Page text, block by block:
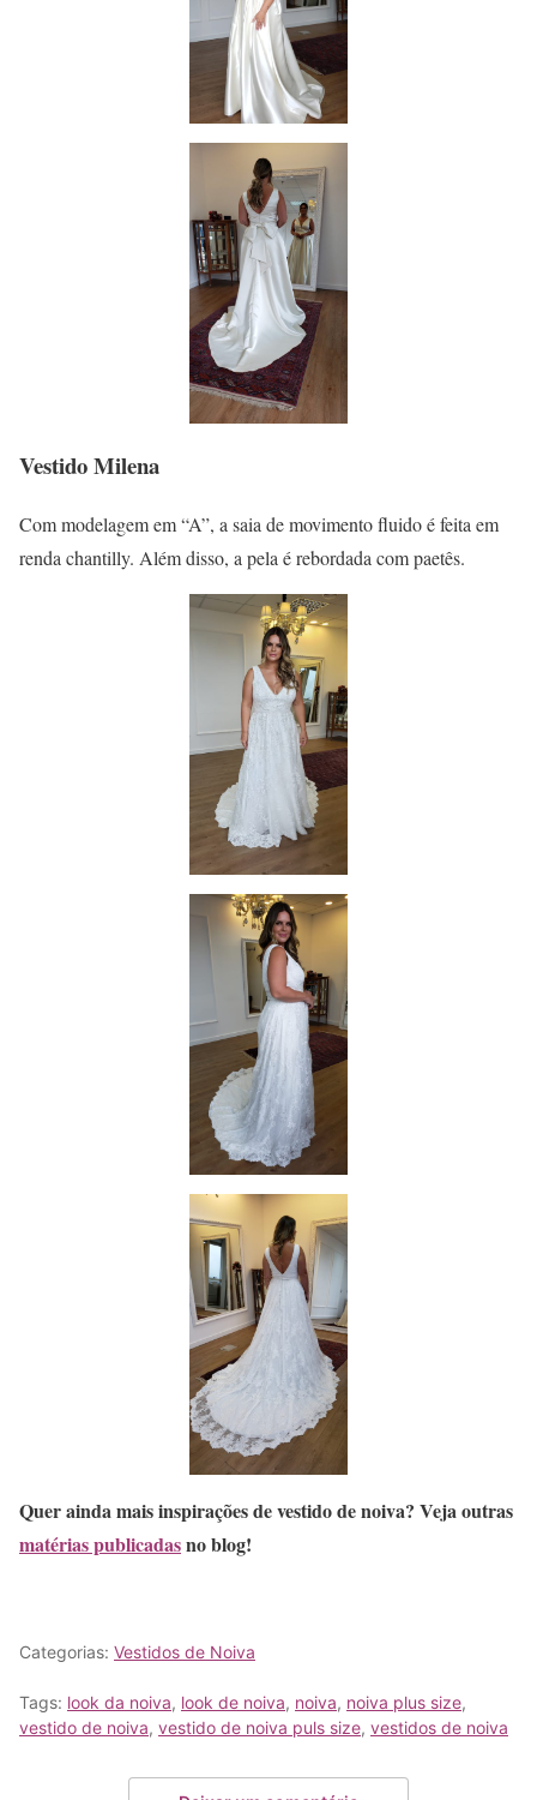
Vestido Milena
Com modelagem em “A”, a saia de movimento fluido é feita em
renda chantilly. Além disso, a pela é rebordada com paetês.
Quer ainda mais inspirações de vestido de noiva? Veja outras
matérias publicadasno blog!
Categorias: Vestidos de Noiva
Tags: look da noiva, look de noiva, noiva, noiva plus size,
vestido de noiva, vestido de noiva puls size, vestidos de noiva